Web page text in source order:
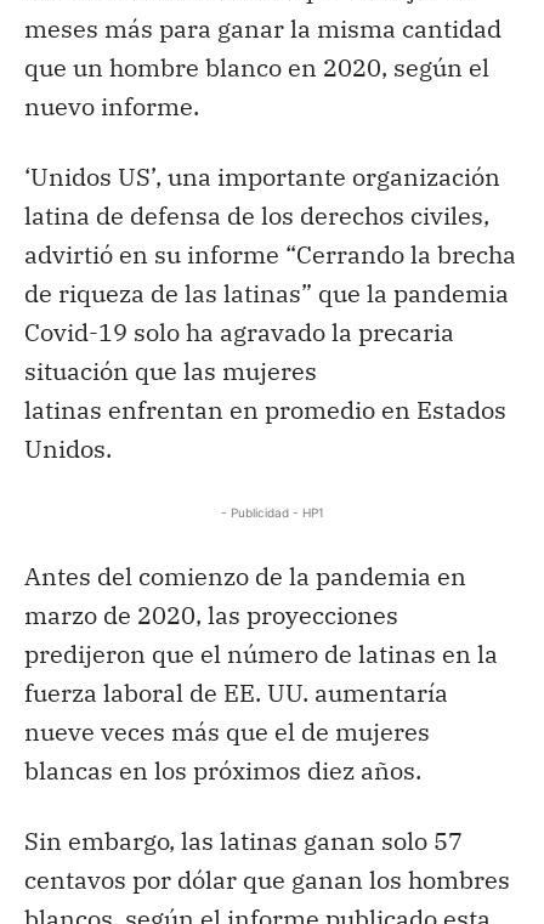
meses más para ganar la misma cantidad
que un hombre blanco en 2020, según el
nuevo informe.
‘Unidos US’, una importante organización
latina de defensa de los derechos civiles,
advirtió en su informe “Cerrando la brecha
de riqueza de las latinas” que la pandemia
Covid-19 solo ha agravado la precaria
situación que las mujeres
latinas enfrentan en promedio en Estados
Unidos.
- Publicidad - HP1
Antes del comienzo de la pandemia en
marzo de 2020, las proyecciones
predijeron que el número de latinas en la
fuerza laboral de EE. UU. aumentaría
nueve veces más que el de mujeres
blancas en los próximos diez años.
Sin embargo, las latinas ganan solo 57
centavos por dólar que ganan los hombres